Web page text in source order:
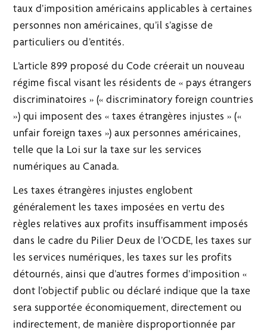
taux d’imposition américains applicables à certaines
personnes non américaines, qu’il s’agisse de
particuliers ou d’entités.
L’article 899 proposé du Code créerait un nouveau
régime fiscal visant les résidents de « pays étrangers
discriminatoires » (« discriminatory foreign countries
») qui imposent des « taxes étrangères injustes » («
unfair foreign taxes ») aux personnes américaines,
telle que la Loi sur la taxe sur les services
numériques au Canada.
Les taxes étrangères injustes englobent
généralement les taxes imposées en vertu des
règles relatives aux profits insuffisamment imposés
dans le cadre du Pilier Deux de l’OCDE, les taxes sur
les services numériques, les taxes sur les profits
détournés, ainsi que d’autres formes d’imposition «
dont l’objectif public ou déclaré indique que la taxe
sera supportée économiquement, directement ou
indirectement, de manière disproportionnée par